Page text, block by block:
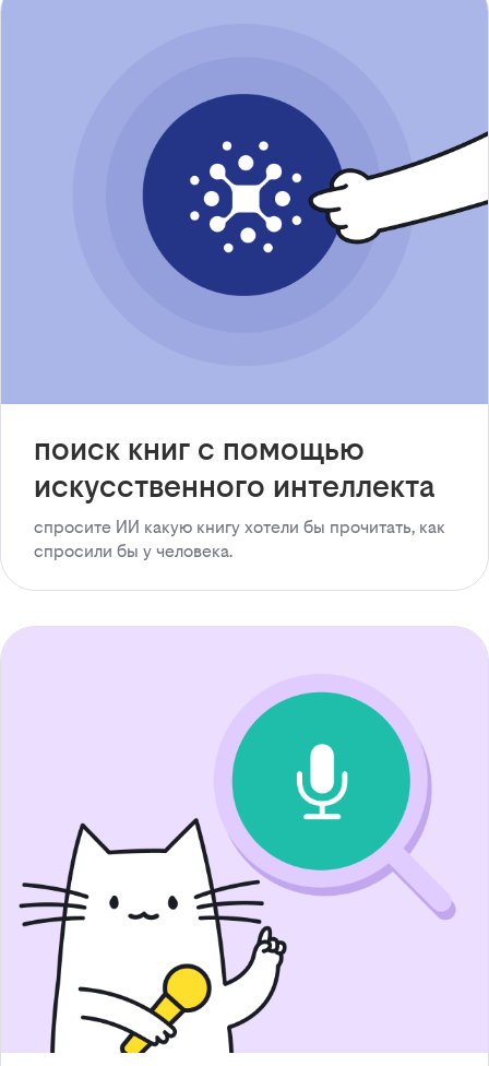
поиск книг с помощью
искусственного интеллекта
спросите ИИ какую книгу хотели бы прочитать, как
спросили бы у человека.